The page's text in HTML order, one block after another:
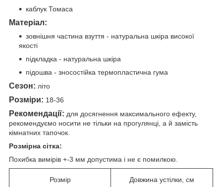
каблук Томаса
Матеріал:
зовнішня частина взуття - натуральна шкіра високої
якості
підкладка - натуральна шкіра
підошва - зносостійка термопластична гума
Сезон: літо
Розміри: 18-36
Рекомендації: для досягнення максимального ефекту,
рекомендуємо носити не тільки на прогулянці, а й замість
кімнатних тапочок.
Розмірна сітка:
Похибка вимірів +-3 мм допустима і не є помилкою.
Розмір Довжина устілки, см